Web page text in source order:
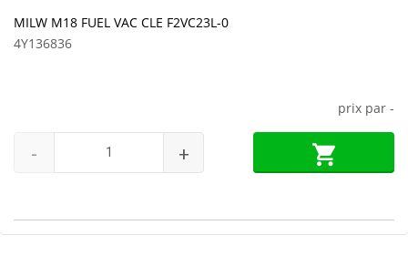
MILW M18 FUEL VAC CLE F2VC23L-0
4Y136836
prix par -
- +